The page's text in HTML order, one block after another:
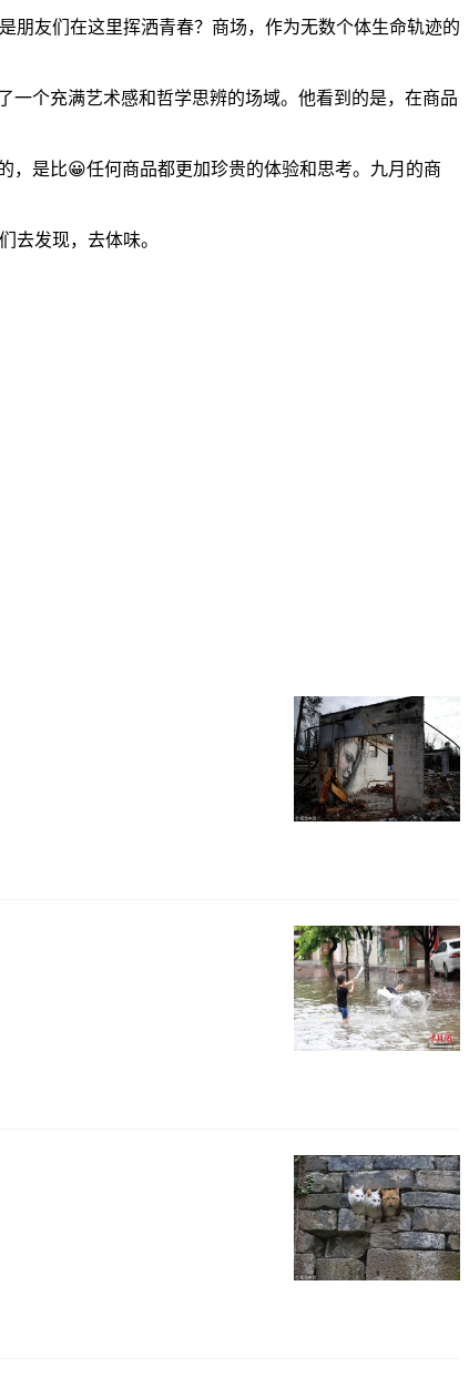
朋友们在这里挥洒青春？商场，作为无数个体生命轨迹的
一个充满艺术感和哲学思辨的场域。他看到的是，在商品
，是比😀任何商品都更加珍贵的体验和思考。九月的商
去发现，去体味。